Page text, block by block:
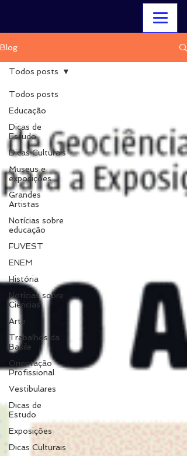
Blog
Todos posts
Educação
Dicas de
Estudo
Dicas Culturais
Museus e
exposições
Grandes
Artistas
Notícias sobre
educação
FUVEST
ENEM
História
Notícias sobre
Ciências
Arte
Trabalhos da
Basile
Orientação
Profissional
Vestibulares
Dicas de
Estudo
Exposições
Dicas Culturais
Todos posts